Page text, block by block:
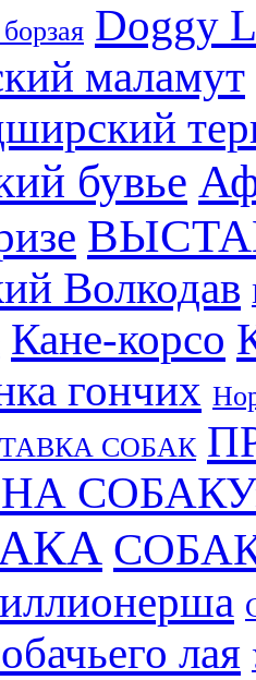
Doggy
маламут
бувье
Волкодав
Кане-корсо
гончих
СОБАК
лая